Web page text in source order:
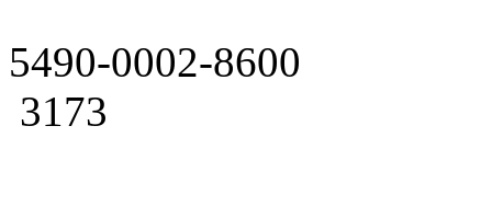
5490-0002-8600
3173